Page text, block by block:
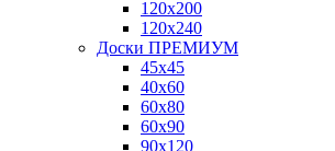
120x200
120x240
Доски ПРЕМИУМ
45x45
40x60
60x80
60x90
90x120